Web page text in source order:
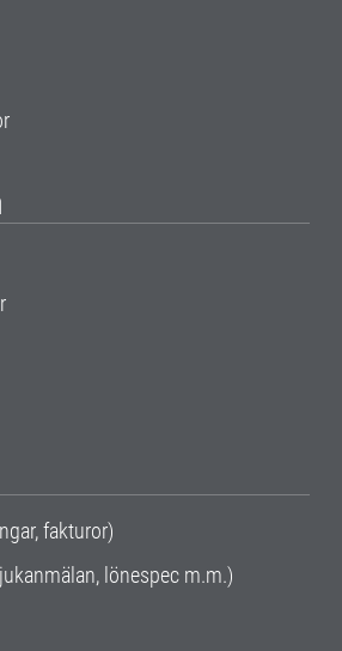
fakturor)
lönespec m.m.)